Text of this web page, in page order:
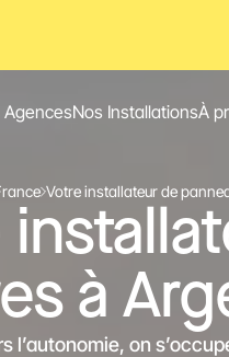
AgencesNos InstallationsÀ
Votre installateur de
à
l’autonomie, on